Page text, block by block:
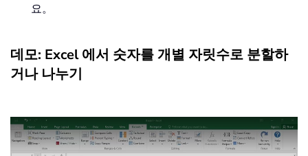
요。
데모: Excel 에서 숫자를 개별 자릿수로 분할하
거나 나누기